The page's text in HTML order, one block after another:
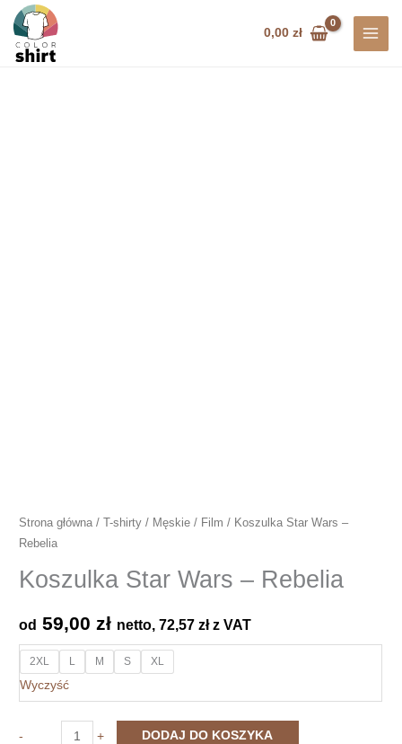
Przejdź
treści
0,00zł
Strona główna /T-shirty / Męskie / Film / Koszulka Star Wars –
Rebelia
Koszulka Star Wars – Rebelia
od 59,00zł netto,72,57złz VAT
2XL L M S XL
Wyczyść
- + DODAJ DO KOSZYKA